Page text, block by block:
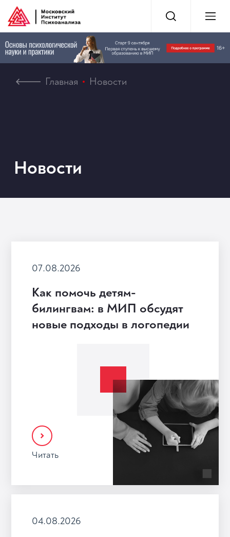
Главная Новости
Новости
07.08.2026
Как помочь детям-
билингвам: в МИП обсудят
новые подходы в логопедии
Читать
04.08.2026